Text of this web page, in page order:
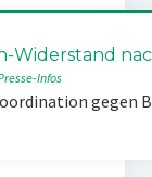
Widerstand
Infos